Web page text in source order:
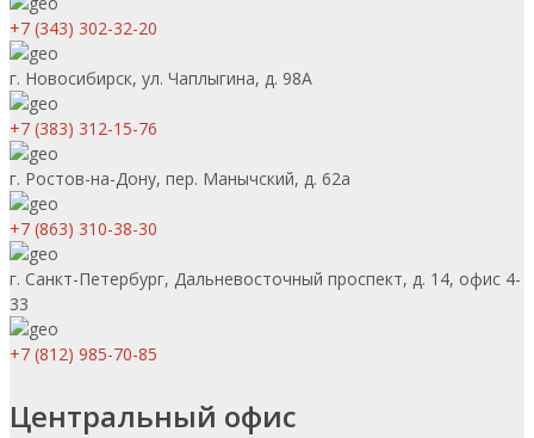
+7 (343) 302-32-20
г. Новосибирск, ул. Чаплыгина, д. 98А
+7 (383) 312-15-76
г. Ростов-на-Дону, пер. Манычский, д. 62а
+7 (863) 310-38-30
г. Санкт-Петербург, Дальневосточный проспект, д. 14, офис 4-
33
+7 (812) 985-70-85
Центральный офис